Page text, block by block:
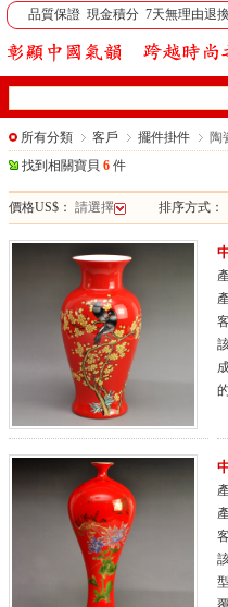
品質保證 現金積分 7天無理由退
所有分類 客戶 擺件掛件
陶
找到相關寶貝 6 件
價格US$： 請選擇 排序方式：